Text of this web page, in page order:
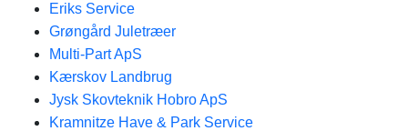
Eriks Service
Grøngård Juletræer
Multi-Part ApS
Kærskov Landbrug
Jysk Skovteknik Hobro ApS
Kramnitze Have & Park Service